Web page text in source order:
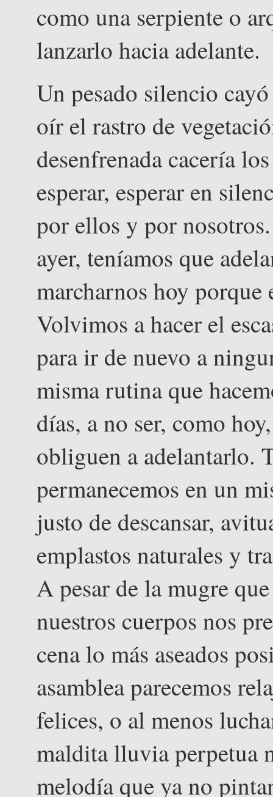
como una serpiente o
lanzarlo hacia adelante.
Un pesado silencio
oír el rastro de
desenfrenada cacería
esperar, esperar en
por ellos y por
ayer, teníamos que
marcharnos hoy porque
Volvimos a hacer el
para ir de nuevo a
misma rutina que
días, a no ser, como
obliguen a adelantarlo.
permanecemos en un
justo de descansar,
emplastos naturales y
A pesar de la mugre
nuestros cuerpos nos
cena lo más aseados
asamblea parecemos
felices, o al menos
maldita lluvia perpetua
melodía que ya no